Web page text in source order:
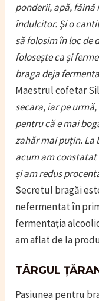
ponderii, apă, făină
îndulcitor. Şi o
să folosim în loc de
foloseşte ca şi
braga deja
Maestrul cofetar
secara, iar pe
pentru că e mai
zahăr mai puțin. La
acum am constatat
și am redus
Secretul bragăi
nefermentat în
fermentația
am aflat de la
TÂRGUL
Pasiunea pentru